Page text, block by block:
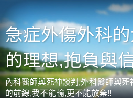
急症外傷外科
的理想,抱負與
內科醫師與死神談判,外科醫師與
的前線,我不能輸,更不能放棄!!